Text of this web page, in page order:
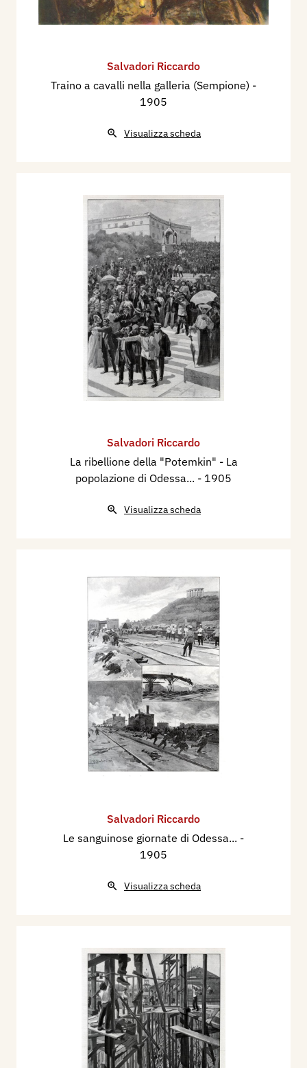
Salvadori Riccardo
Traino a cavalli nella galleria (Sempione) -
1905
Visualizza scheda
Salvadori Riccardo
La ribellione della "Potemkin" - La
popolazione di Odessa... - 1905
Visualizza scheda
Salvadori Riccardo
Le sanguinose giornate di Odessa... -
1905
Visualizza scheda